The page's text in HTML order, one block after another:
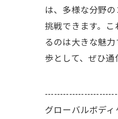
は、多様な分野
挑戦できます。
るのは大きな魅
歩として、ぜひ
グローバルボデ